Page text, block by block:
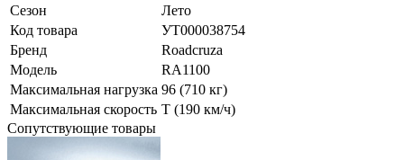
Сезон
Лето
Код товара
УТ000038754
Бренд
Roadcruza
Модель
RA1100
Максимальная нагрузка 96 (710 кг)
Максимальная скорость T (190 км/ч)
Сопутствующие товары